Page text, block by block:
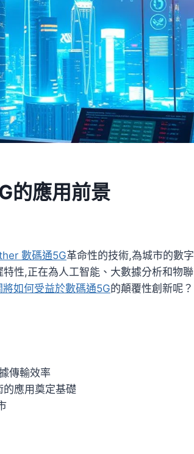
的應用前景
數碼通5G革命性的技術,為城市的數字
性,正在為人工智能、大數據分析和物聯
將如何受益於數碼通5G的顛覆性創新呢？
傳輸效率
應用奠定基礎